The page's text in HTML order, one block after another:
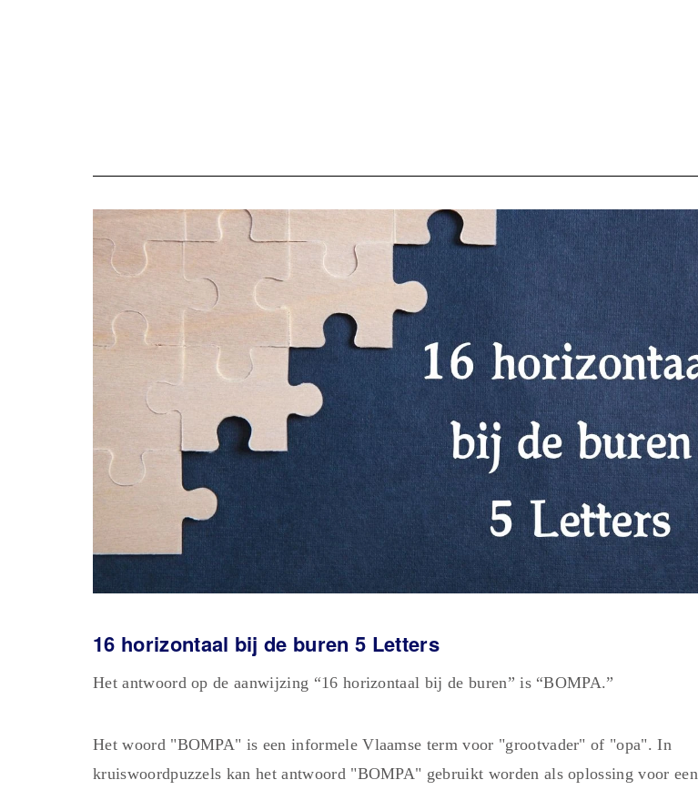
16 horizontaal bij de buren 5 Letters
Het antwoord op de aanwijzing “16 horizontaal bij de buren” is “BOMPA.”
Het woord "BOMPA" is een informele Vlaamse term voor "grootvader" of "opa". In
kruiswoordpuzzels kan het antwoord "BOMPA" gebruikt worden als oplossing voor een